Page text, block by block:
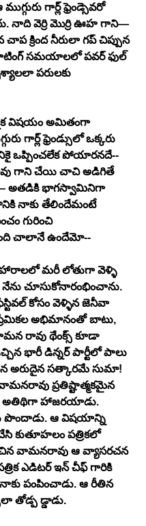
గార్ల్ ఫ్రెండ్సెవరో
నాది వెర్రి మొర్రి ఊహ గాని—
క్రింద నీరులా గప్ చిప్పున
సమయాలలో పవర్ ఫుల్
పరులకు
విషయం అమితంగా
గార్ల్ ఫ్రెండ్సులో ఒక్కరు
ఒప్పించలేక పోయారనదే--
గాని చేయి చాచి అడిగితే
అతడికి భాగస్వామినిగా
నాకు తేలిందేమంటే
గురించి
చాలానే ఉందేమో--
మరీ లోతుగా వెళ్ళి
నేను చూసుకోనారంభించాను.
కోసం వెళ్ళిన జెనీవా
ప్రేమికల అభిమానంతో బాటు,
రావు థేంక్స్ కూడా
భారీ డిన్నర్ పార్టీలో పాలు
అరుదైన సత్కారమే సుమా!
ప్రతిష్టాత్మకమైన
అతిథిగా హాజరయాడు.
పొందాడు. ఆ విషయాన్ని
కుతూహలం పత్రికలో
వామనరావు ఆ వ్యాసరచన
ఎడిటర్ ఇన్ చీఫ్ గారికి
పంపించాడు. ఆ రీతిన
తోడ్ప డ్డాడు.